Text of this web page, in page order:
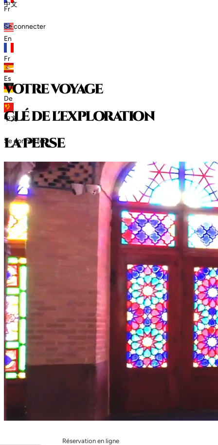
Fr
En
Fr
Es
De
中文
Se connecter
中文
Se connecter
votre voyage
clé de l'exploration
laPerse
Réservation en ligne